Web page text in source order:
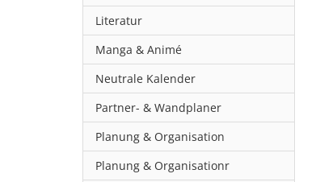
Literatur
Manga & Animé
Neutrale Kalender
Partner- & Wandplaner
Planung & Organisation
Planung & Organisationr